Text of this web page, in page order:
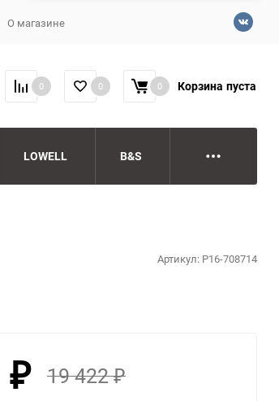
О магазине
0 0 0 Корзина пуста
LOWELL B&S
Артикул: P16-708714
₽ 19 422₽